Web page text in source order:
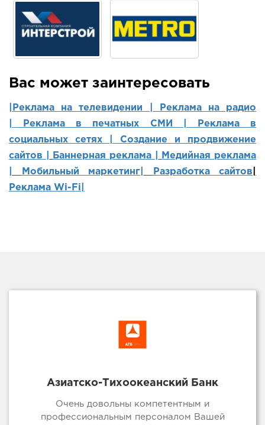
Вас может заинтересовать
|Реклама на телевидении |
Реклама на радио
Реклама в печатных СМИ |
Реклама в
социальных сетях | Создание и продвижение
сайтов
Баннерная реклама |
Медийная реклама
Мобильный маркетинг Разработка сайтов
Реклама Wi-Fi|
Азиатско-Тихоокеанский Банк
Очень довольны компетентным и
профессиональным персоналом Вашей